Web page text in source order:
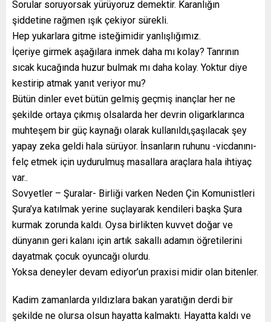
Sorular soruyorsak yürüyoruz demektir. Karanlığın
şiddetine rağmen ışık çekiyor sürekli.
Hep yukarlara gitme isteğimidir yanlışlığımız.
İçeriye girmek aşağılara inmek daha mı kolay? Tanrının
sıcak kucağında huzur bulmak mı daha kolay. Yoktur diye
kestirip atmak yanıt veriyor mu?
Bütün dinler evet bütün gelmiş geçmiş inançlar her ne
şekilde ortaya çıkmış olsalarda her devrin oligarklarınca
muhteşem bir güç kaynağı olarak kullanıldı,şaşılacak şey
yapay zeka geldi hala sürüyor. İnsanların ruhunu -vicdanını-
felç etmek için uydurulmuş masallara araçlara hala ihtiyaç
var..
Sovyetler – Şuralar- Birliği varken Neden Çin Komunistleri
Şura’ya katılmak yerine suçlayarak kendileri başka Şura
kurmak zorunda kaldı. Oysa birlikten kuvvet doğar ve
dünyanın geri kalanı için artık sakallı adamın öğretilerini
dayatmak çocuk oyuncağı olurdu.
Yoksa deneyler devam ediyor’un praxisi midir olan bitenler.
Kadim zamanlarda yıldızlara bakan yaratığın derdi bir
şekilde ne olursa olsun hayatta kalmaktı. Hayatta kaldı ve